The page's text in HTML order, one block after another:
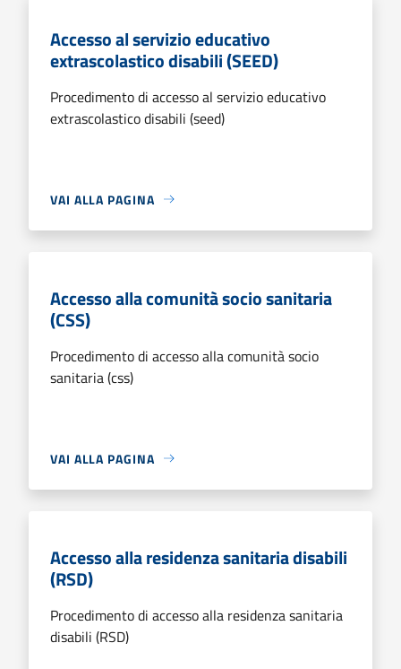
Accesso al servizio educativo
extrascolastico disabili (SEED)
Procedimento di accesso al servizio educativo
extrascolastico disabili (seed)
VAI ALLA PAGINA
Accesso alla comunità socio sanitaria
(CSS)
Procedimento di accesso alla comunità socio
sanitaria (css)
VAI ALLA PAGINA
Accesso alla residenza sanitaria disabili
(RSD)
Procedimento di accesso alla residenza sanitaria
disabili (RSD)